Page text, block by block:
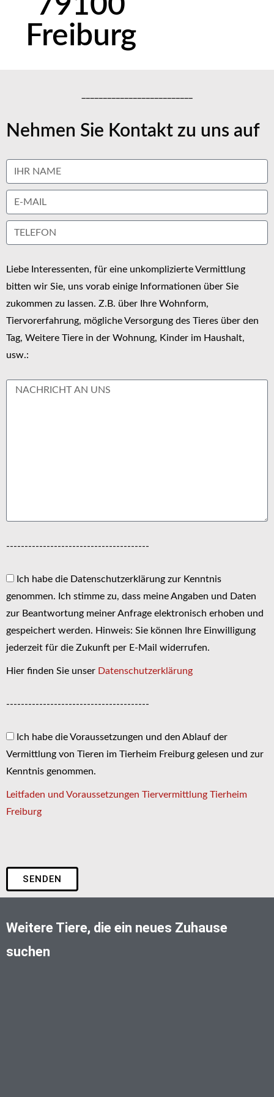
Freiburg
Nehmen Sie Kontakt zu uns auf
Liebe Interessenten, für eine unkomplizierte Vermittlung
bitten wir Sie, uns vorab einige Informationen über Sie
zukommen zu lassen. Z.B. über Ihre Wohnform,
Tiervorerfahrung, mögliche Versorgung des Tieres über den
Tag, Weitere Tiere in der Wohnung, Kinder im Haushalt,
usw.:
---------------------------------------
Ich habe die Datenschutzerklärung zur Kenntnis
genommen. Ich stimme zu, dass meine Angaben und Daten
zur Beantwortung meiner Anfrage elektronisch erhoben und
gespeichert werden. Hinweis: Sie können Ihre Einwilligung
jederzeit für die Zukunft per E-Mail widerrufen.
Hier finden Sie unser Datenschutzerklärung
---------------------------------------
Ich habe die Voraussetzungen und den Ablauf der
Vermittlung von Tieren im Tierheim Freiburg gelesen und zur
Kenntnis genommen.
Leitfaden und Voraussetzungen Tiervermittlung Tierheim
Freiburg
SENDEN
Weitere Tiere, die ein neues Zuhause
suchen